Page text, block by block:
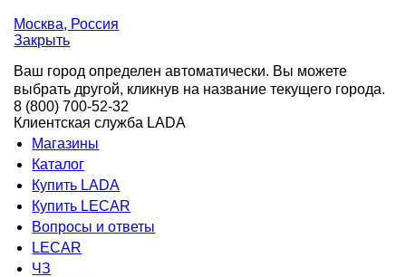
Москва, Россия
Закрыть
Ваш город определен автоматически. Вы можете
выбрать другой, кликнув на название текущего города.
8 (800) 700-52-32
Клиентская служба LADA
Магазины
Каталог
Купить LADA
Купить LECAR
Вопросы и ответы
LECAR
ЧЗ